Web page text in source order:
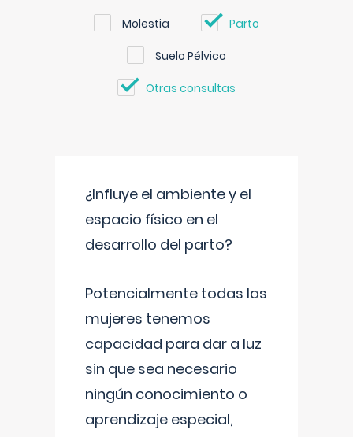
Molestia Parto
Suelo Pélvico
Otras consultas
¿Influye el ambiente y el
espacio físico en el
desarrollo del parto?
Potencialmente todas las
mujeres tenemos
capacidad para dar a luz
sin que sea necesario
ningún conocimiento o
aprendizaje especial,